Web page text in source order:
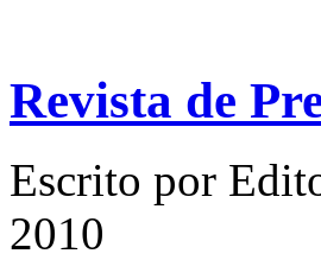
Revista de
Escrito por
2010